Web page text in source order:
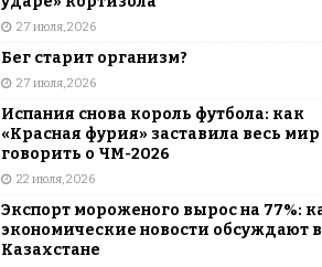
27 июля, 2026
Бег старит организм?
27 июля, 2026
Испания снова король футбола: как
«Красная фурия» заставила весь мир
говорить о ЧМ-2026
22 июля, 2026
Экспорт мороженого вырос на 77%:
экономические новости обсуждают в
Казахстане